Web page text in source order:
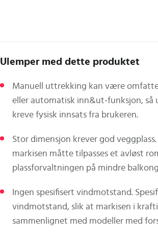
Ulemper med dette produktet
Manuell uttrekking kan være
eller automatisk inn&ut‑funksjon,
kreve fysisk innsats fra brukeren.
Stor dimensjon krever god
markisen måtte tilpasses et avløst
plassforvaltningen på mindre
Ingen spesifisert vindmotstand.
vindmotstand, slik at markisen i
sammenlignet med modeller med